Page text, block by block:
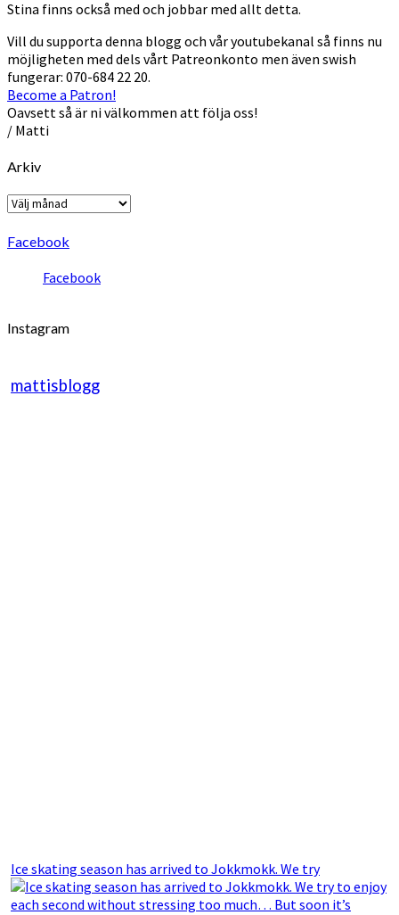
Stina finns också med och jobbar med allt detta.
Vill du supporta denna blogg och vår youtubekanal så finns nu
möjligheten med dels vårt Patreonkonto men även swish
fungerar: 070-684 22 20.
Become a Patron!
Oavsett så är ni välkommen att följa oss!
/ Matti
Arkiv
Arkiv
Facebook
Facebook
Instagram
mattisblogg
Ice skating season has arrived to Jokkmokk. We try